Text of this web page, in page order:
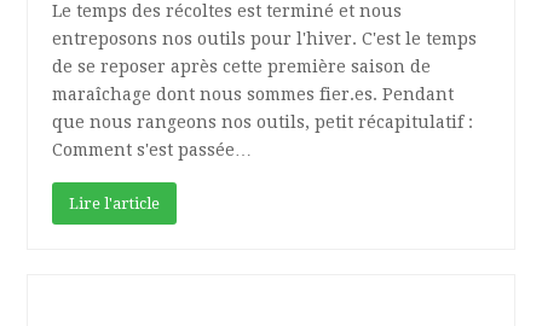
Le temps des récoltes est terminé et nous
entreposons nos outils pour l'hiver. C'est le temps
de se reposer après cette première saison de
maraîchage dont nous sommes fier.es. Pendant
que nous rangeons nos outils, petit récapitulatif :
Comment s'est passée…
Lire l'article